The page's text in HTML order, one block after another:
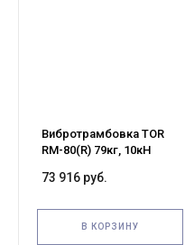
Вибротрамбовка TOR
RM-80(R) 79кг, 10кН
73 916 руб.
В КОРЗИНУ